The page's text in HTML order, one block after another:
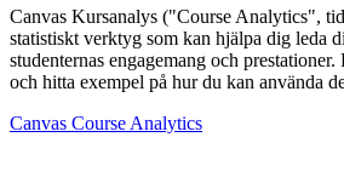
Canvas Kursanalys ("Course Analytics",
statistiskt verktyg som kan hjälpa dig leda
studenternas engagemang och
och hitta exempel på hur du kan använda
Canvas Course Analytics